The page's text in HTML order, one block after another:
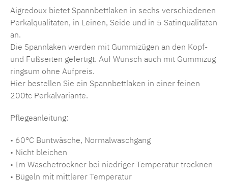
Aigredoux bietet Spannbettlaken in sechs verschiedenen
Perkalqualitäten, in Leinen, Seide und in 5 Satinqualitäten
an.
Die Spannlaken werden mit Gummizügen an den Kopf-
und Fußseiten gefertigt. Auf Wunsch auch mit Gummizug
ringsum ohne Aufpreis.
Hier bestellen Sie ein Spannbettlaken in einer feinen
200tc Perkalvariante.
Pflegeanleitung:
• 60°C Buntwäsche, Normalwaschgang
• Nicht bleichen
• Im Wäschetrockner bei niedriger Temperatur trocknen
• Bügeln mit mittlerer Temperatur